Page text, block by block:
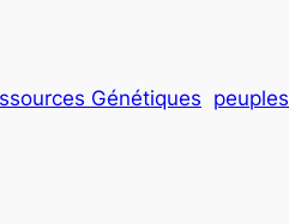
Génétiques
peuples